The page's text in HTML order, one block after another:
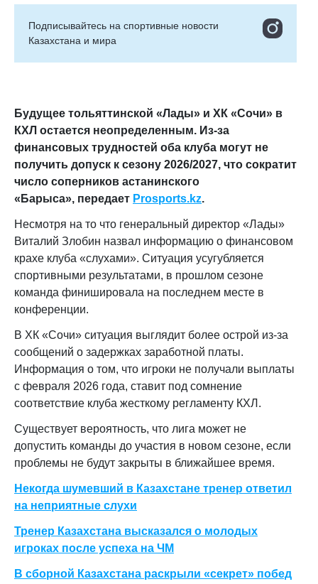
Подписывайтесь на cпортивные новости
Казахстана и мира
Будущее тольяттинской «Лады» и ХК «Сочи» в
КХЛ остается неопределенным. Из-за
финансовых трудностей оба клуба могут не
получить допуск к сезону 2026/2027, что сократит
число соперников астанинского
«Барыса», передает Prosports.kz.
Несмотря на то что генеральный директор «Лады»
Виталий Злобин назвал информацию о финансовом
крахе клуба «слухами». Ситуация усугубляется
спортивными результатами, в прошлом сезоне
команда финишировала на последнем месте в
конференции.
В ХК «Сочи» ситуация выглядит более острой из-за
сообщений о задержках заработной платы.
Информация о том, что игроки не получали выплаты
с февраля 2026 года, ставит под сомнение
соответствие клуба жесткому регламенту КХЛ.
Существует вероятность, что лига может не
допустить команды до участия в новом сезоне, если
проблемы не будут закрыты в ближайшее время.
Некогда шумевший в Казахстане тренер ответил
на неприятные слухи
Тренер Казахстана высказался о молодых
игроках после успеха на ЧМ
В сборной Казахстана раскрыли «секрет» побед